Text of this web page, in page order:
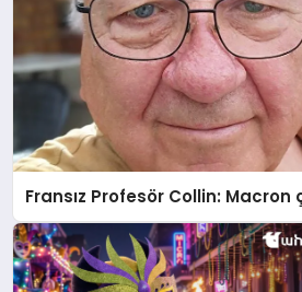
Fransız Profesör Collin: Macron